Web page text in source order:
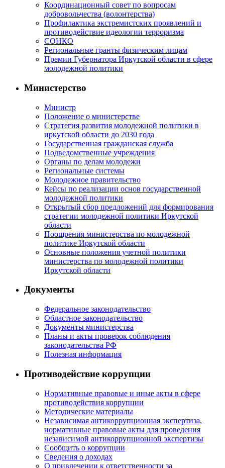
Координационный совет по вопросам
добровольчества (волонтерства)
Профилактика экстремистских проявлений и
противодействие идеологии терроризма
СОНКО
Региональные гранты физическим лицам
Премии Губернатора Иркутской области в сфере
молодежной политики
Министерство
Министр
Положение о министерстве
Стратегия развития молодежной политики в
иркутской области до 2030 года
Государственная гражданская служба
Подведомственные учреждения
Органы по делам молодежи
Региональные системы
Молодежное правительство
Кейсы по реализации основ государственной
молодежной политики
Открытый сбор предложений для формирования
стратегии молодежной политики Иркутской
области
Поощрения министерства по молодежной
политике Иркутской области
Основные положения учетной политики
министерства по молодежной политики
Иркутской области
Документы
Федеральное законодательство
Областное законодательство
Документы министерства
Планы и акты проверок соблюдения
законодательства РФ
Полезная информация
Противодействие коррупции
Нормативные правовые и иные акты в сфере
противодействия коррупции
Методические материалы
Независимая антикоррупционная экспертиза,
нормативные правовые акты для проведения
независимой антикоррупционной экспертизы
Сообщить о коррупции
Сведения о доходах
О привлечении к ответственности за